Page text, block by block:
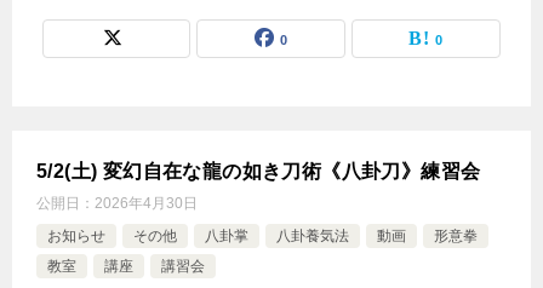
0 0
5/2(土) 変幻自在な龍の如き刀術《八卦刀》練習会
公開日： 2026年4月30日
お知らせ
その他 八卦掌 八卦養気法 動画
形意拳
教室
講座 講習会